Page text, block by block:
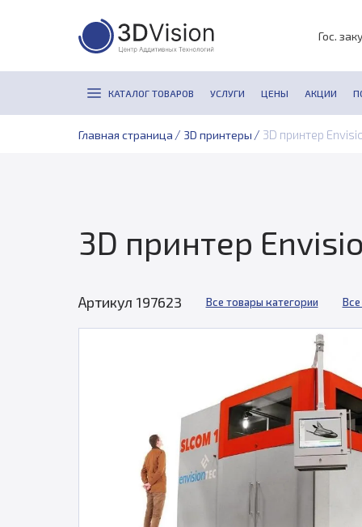
Гос.
КАТАЛОГ ТОВАРОВ УСЛУГИ ЦЕНЫ АКЦИИ
Главная страница / 3D принтеры / 3D принтер
3D принтер
Артикул 197623 Все товары категории